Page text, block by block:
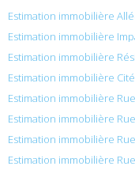
Estimation immobilière
Estimation immobilière
Estimation immobilière
Estimation immobilière
Estimation immobilière
Estimation immobilière
Estimation immobilière
Estimation immobilière